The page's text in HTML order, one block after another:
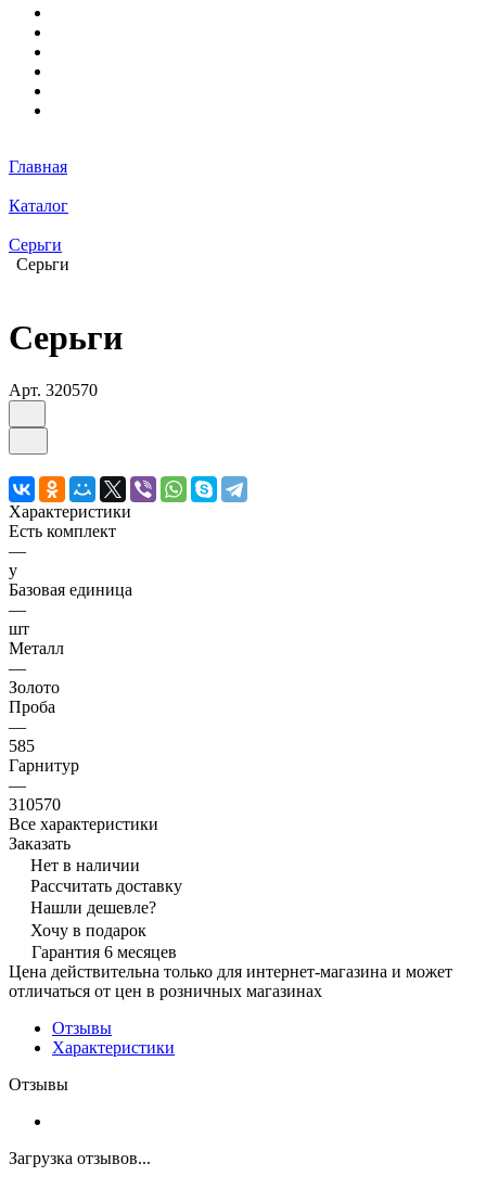
Главная
Каталог
Серьги
Серьги
Серьги
Арт. 320570
Характеристики
Есть комплект
—
y
Базовая единица
—
шт
Металл
—
Золото
Проба
—
585
Гарнитур
—
310570
Все характеристики
Заказать
Нет в наличии
Рассчитать доставку
Нашли дешевле?
Хочу в подарок
Гарантия 6 месяцев
Цена действительна только для интернет-магазина и может
отличаться от цен в розничных магазинах
Отзывы
Характеристики
Отзывы
Загрузка отзывов...